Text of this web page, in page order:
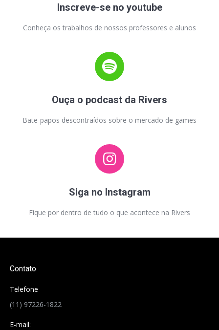
Inscreve-se no youtube
Conheça os trabalhos de nossos professores e alunos
Ouça o podcast da Rivers
Bate-papos descontraídos sobre o mercado de games
Siga no Instagram
Fique por dentro de tudo o que acontece na Rivers
Contato
Telefone
(11) 97226-1822
E-mail: